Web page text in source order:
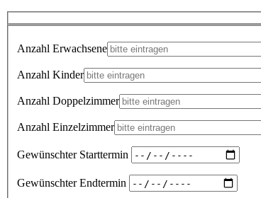
Anzahl Erwachsene
Anzahl Kinder
Anzahl Doppelzimmer
Anzahl Einzelzimmer
Gewünschter Starttermin
Gewünschter Endtermin